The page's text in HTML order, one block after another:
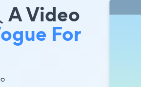
A Video
For